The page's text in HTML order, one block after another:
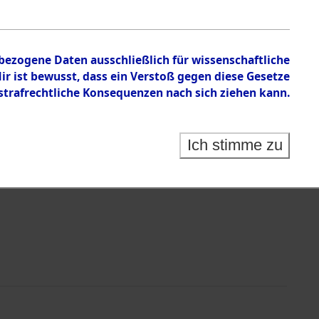
Daten ausschließlich für wissenschaftliche
bewusst, dass ein Verstoß gegen diese Gesetze
Konsequenzen nach sich ziehen kann.
Ich stimme zu